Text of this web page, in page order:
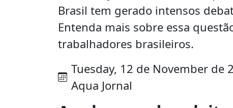
Brasil tem gerado intensos
Entenda mais sobre essa
trabalhadores brasileiros.
Tuesday, 12 de November
Aqua Jornal